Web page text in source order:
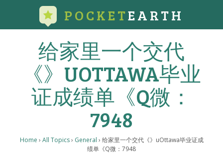
POCKETEARTH
给家里一个交代
《》UOTTAWA毕业
证成绩单《Q微：
7948
Home › All Topics › General › 给家里一个交代《》uOttawa毕业证成
绩单《Q微：7948